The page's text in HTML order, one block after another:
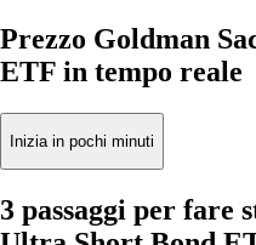
Prezzo Goldman
ETF in tempo reale
Inizia in pochi minuti
3 passaggi per fare